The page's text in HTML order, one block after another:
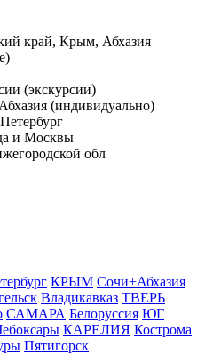
край, Крым, Абхазия
(экскурсии)
(индивидуально)
и Москвы
обл
КРЫМ Сочи+Абхазия
Владикавказ ТВЕРЬ
САМАРА Белоруссия ЮГ
КАРЕЛИЯ Кострома
Пятигорск